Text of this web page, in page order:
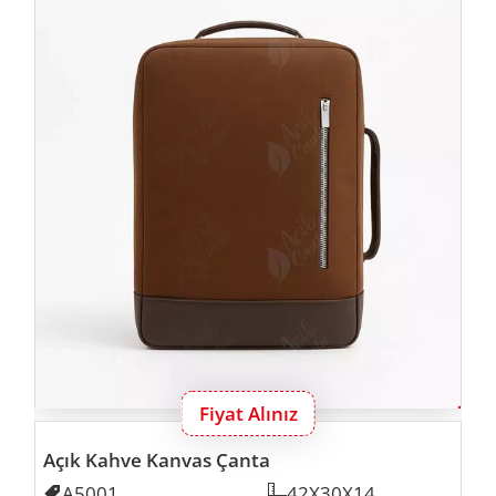
Fiyat Alınız
Açık Kahve Kanvas Çanta